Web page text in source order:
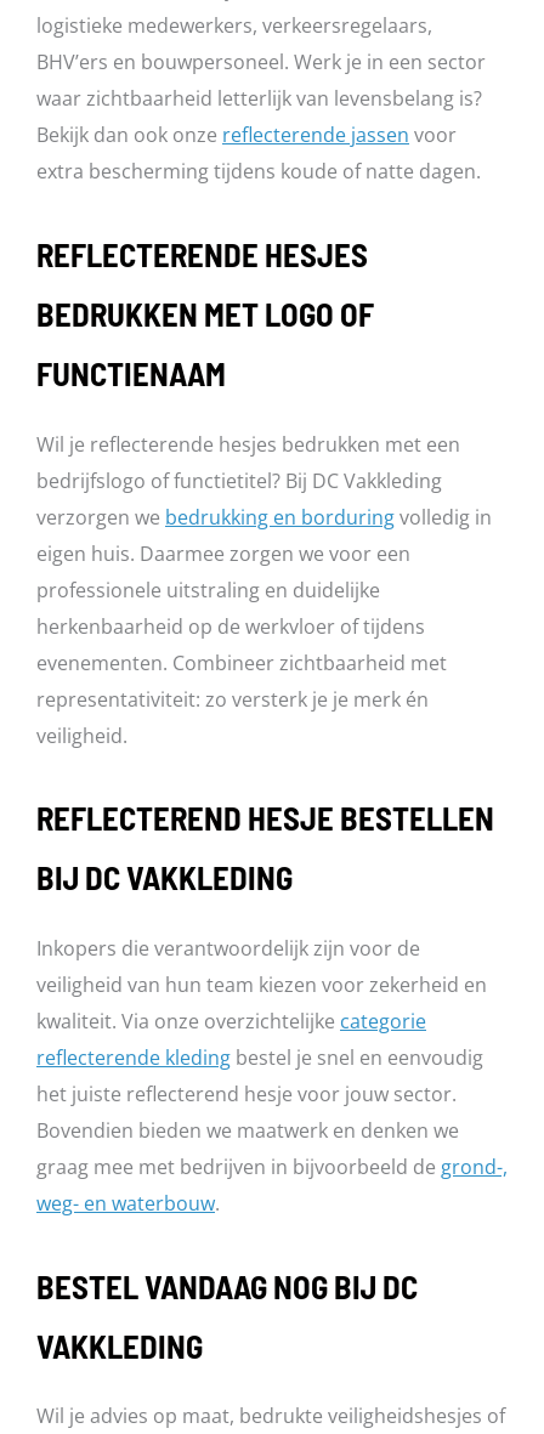
logistieke medewerkers, verkeersregelaars,
BHV’ers en bouwpersoneel. Werk je in een sector
waar zichtbaarheid letterlijk van levensbelang is?
Bekijk dan ook onze reflecterende jassen voor
extra bescherming tijdens koude of natte dagen.
REFLECTERENDE HESJES
BEDRUKKEN MET LOGO OF
FUNCTIENAAM
Wil je reflecterende hesjes bedrukken met een
bedrijfslogo of functietitel? Bij DC Vakkleding
verzorgen we bedrukking en borduringvolledig in
eigen huis. Daarmee zorgen we voor een
professionele uitstraling en duidelijke
herkenbaarheid op de werkvloer of tijdens
evenementen. Combineer zichtbaarheid met
representativiteit: zo versterk je je merk én
veiligheid.
REFLECTEREND HESJE BESTELLEN
BIJ DC VAKKLEDING
Inkopers die verantwoordelijk zijn voor de
veiligheid van hun team kiezen voor zekerheid en
kwaliteit. Via onze overzichtelijke categorie
reflecterende kleding bestel je snel en eenvoudig
het juiste reflecterend hesje voor jouw sector.
Bovendien bieden we maatwerk en denken we
graag mee met bedrijven in bijvoorbeeld de grond-,
weg- en waterbouw.
BESTEL VANDAAG NOG BIJ DC
VAKKLEDING
Wil je advies op maat, bedrukte veiligheidshesjes of